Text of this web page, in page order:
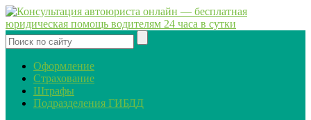
Оформление
Страхование
Штрафы
Подразделения ГИБДД